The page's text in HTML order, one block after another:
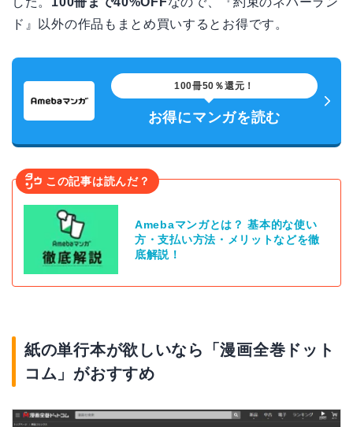
ド』以外の作品もまとめ買いするとお得です。
100冊50％還元！
お得にマンガを読む
この記事は読んだ？
Amebaマンガとは？ 基本的な使い
方・支払い方法・メリットなどを徹
底解説！
紙の単行本が欲しいなら「漫画全巻ドット
コム」がおすすめ